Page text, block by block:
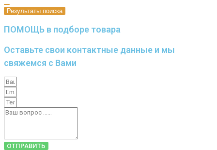
Результаты поиска
ПОМОЩЬ в подборе товара
Оставьте свои контактные данные и мы
свяжемся с Вами
ОТПРАВИТЬ